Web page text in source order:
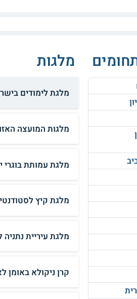
מלגות
מלגת לימודים
מלגות המועצה
מלגת עמותת בוגרי
מלגת קיץ
מלגת עיריית
קרן ניקולא